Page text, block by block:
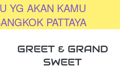
YG AKAN KAMU
PATTAYA
GREET & GRAND
SWEET